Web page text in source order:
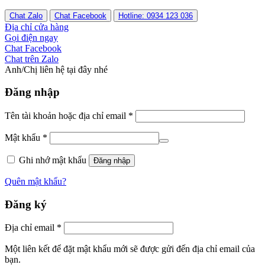
Chat Zalo Chat Facebook Hotline: 0934 123 036
Địa chỉ cửa hàng
Gọi điện ngay
Chat Facebook
Chat trên Zalo
Anh/Chị liên hệ tại đây nhé
Đăng nhập
Tên tài khoản hoặc địa chỉ email *
Mật khẩu *
Ghi nhớ mật khẩu Đăng nhập
Quên mật khẩu?
Đăng ký
Địa chỉ email *
Một liên kết để đặt mật khẩu mới sẽ được gửi đến địa chỉ email của
bạn.